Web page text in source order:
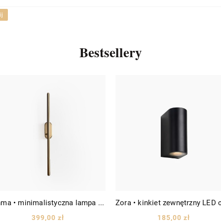
Bestsellery
Emma • minimalistyczna lampa ścienna sufitowa LED wys. 60cm złota
399,00 zł 185,00 zł